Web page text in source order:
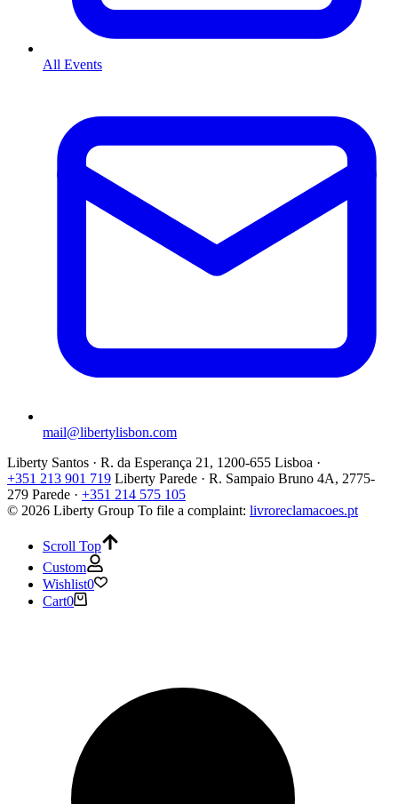
All Events
mail@libertylisbon.com
Liberty Santos · R. da Esperança 21, 1200-655 Lisboa ·
+351 213 901 719 Liberty Parede · R. Sampaio Bruno 4A, 2775-
279 Parede · +351 214 575 105
© 2026 Liberty Group To file a complaint: livroreclamacoes.pt
Scroll Top
Custom
Wishlist0
Cart0